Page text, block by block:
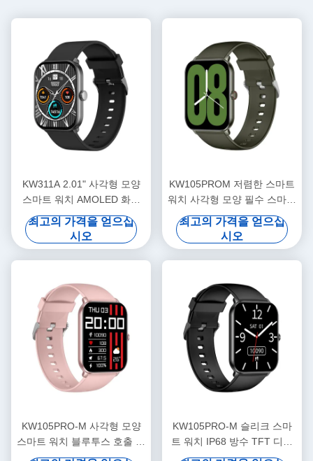
KW311A 2.01" 사각형 모양
스마트 워치 AMOLED 화면
IP68 방수
최고의 가격을 얻으십
시오
KW105PROM 저렴한 스마트
워치 사각형 모양 필수 스마트
워치 IP68 방수
최고의 가격을 얻으십
시오
KW105PRO-M 사각형 모양
스마트 워치 블루투스 호출 스
마트 워치 아몰드 디스플레이
KW105PRO-M 슬리크 스마
트 워치 IP68 방수 TFT 디스
플레이 스마트 워치